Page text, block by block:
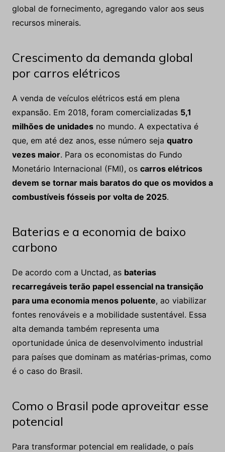
global de fornecimento, agregando valor aos seus
recursos minerais.
Crescimento da demanda global
por carros elétricos
A venda de veículos elétricos está em plena
expansão. Em 2018, foram comercializadas 5,1
milhões de unidadesno mundo. A expectativa é
que, em até dez anos, esse número seja quatro
vezes maior. Para os economistas do Fundo
Monetário Internacional (FMI), os carros elétricos
devem se tornar mais baratos do que os movidos a
combustíveis fósseis por volta de 2025.
Baterias e a economia de baixo
carbono
De acordo com a Unctad, as baterias
recarregáveis terão papel essencial na transição
para uma economia menos poluente, ao viabilizar
fontes renováveis e a mobilidade sustentável. Essa
alta demanda também representa uma
oportunidade única de desenvolvimento industrial
para países que dominam as matérias-primas, como
é o caso do Brasil.
Como o Brasil pode aproveitar esse
potencial
Para transformar potencial em realidade, o país